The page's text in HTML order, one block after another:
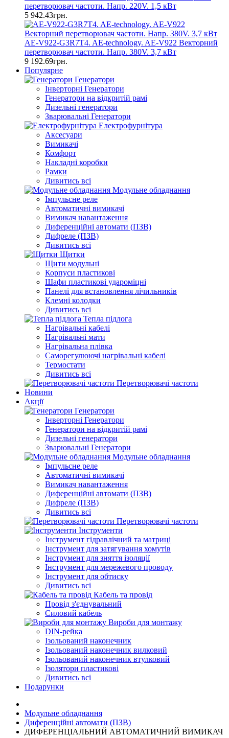
перетворювач частоти. Напр. 220V. 1,5 кВт
5 942.43грн.
AE-V922-G3R7T4. AE-technology. AE-V922 Векторний
перетворювач частоти. Напр. 380V. 3,7 кВт
9 192.69грн.
Популярне
Генератори
Інверторні Генератори
Генератори на відкритій рамі
Дизельні генератори
Зварювальні Генератори
Електрофурнітура
Аксесуари
Вимикачі
Комфорт
Накладні коробки
Рамки
Дивитись всі
Модульне обладнання
Імпульсне реле
Автоматичні вимикачі
Вимикач навантаження
Диференційні автомати (ПЗВ)
Дифреле (ПЗВ)
Дивитись всі
Щитки
Щити модульні
Корпуси пластикові
Шафи пластикові удароміцні
Панелі для встановлення лічильників
Клемні колодки
Дивитись всі
Тепла підлога
Нагрівальні кабелі
Нагрівальні мати
Нагрівальна плівка
Саморегулюючі нагрівальні кабелі
Термостати
Дивитись всі
Перетворювачі частоти
Новини
Акції
Генератори
Інверторні Генератори
Генератори на відкритій рамі
Дизельні генератори
Зварювальні Генератори
Модульне обладнання
Імпульсне реле
Автоматичні вимикачі
Вимикач навантаження
Диференційні автомати (ПЗВ)
Дифреле (ПЗВ)
Дивитись всі
Перетворювачі частоти
Інструменти
Інструмент гідравлічний та матриці
Інструмент для затягування хомутів
Інструмент для зняття ізоляції
Інструмент для мережевого проводу
Інструмент для обтиску
Дивитись всі
Кабель та провід
Провід з'єднувальний
Силовий кабель
Вироби для монтажу
DIN-рейка
Ізольований наконечник
Ізольований наконечник вилковий
Ізольований наконечник втулковий
Ізолятори пластикові
Дивитись всі
Подарунки
Модульне обладнання
Диференційні автомати (ПЗВ)
ДИФЕРЕНЦІАЛЬНИЙ АВТОМАТИЧНИЙ ВИМИКАЧ